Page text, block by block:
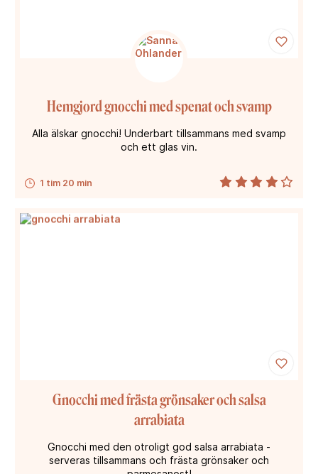
1 tim 20 min
Hemgjord gnocchi med spenat och svamp
Alla älskar gnocchi! Underbart tillsammans med svamp
och ett glas vin.
Gnocchi med frästa grönsaker och salsa
arrabiata
Gnocchi med den otroligt god salsa arrabiata -
serveras tillsammans och frästa grönsaker och